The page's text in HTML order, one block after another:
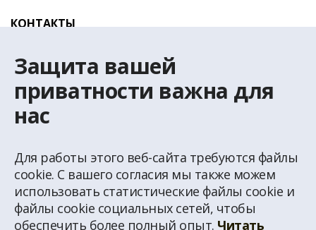
Защита вашей
приватности важна для
нас
Для работы этого веб-сайта требуются файлы
cookie. С вашего согласия мы также можем
использовать статистические файлы cookie и
файлы cookie социальных сетей, чтобы
обеспечить более полный опыт. Читать
КОНТАКТЫ
+371 67 032 300